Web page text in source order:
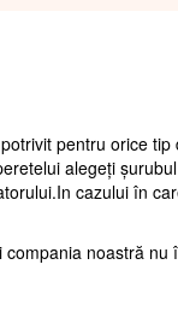
pentru orice tip
alegeți
cazului în
noastră nu